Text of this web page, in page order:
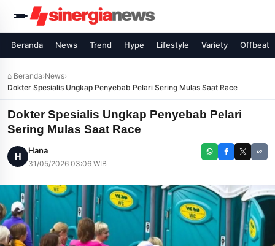
Beranda News Trend Hype Lifestyle Variety Offbeat
⌂ Beranda›News›
Dokter Spesialis Ungkap Penyebab Pelari Sering Mulas Saat Race
Dokter Spesialis Ungkap Penyebab Pelari
Sering Mulas Saat Race
H
Hana
31/05/2026 03:06 WIB